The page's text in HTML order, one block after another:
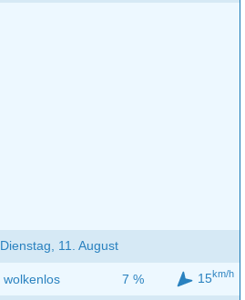
Dienstag, 11. August
wolkenlos 7 % 15km/h